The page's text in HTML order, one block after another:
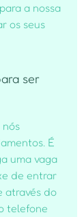
a nossa
os seus
ser
nós
É
uma vaga
de entrar
através do
telefone